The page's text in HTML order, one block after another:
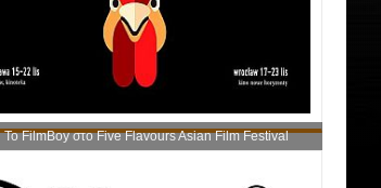
Το FilmBoy στο Five Flavours Asian Film Festival